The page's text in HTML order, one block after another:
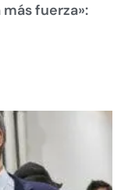
fuerza»: